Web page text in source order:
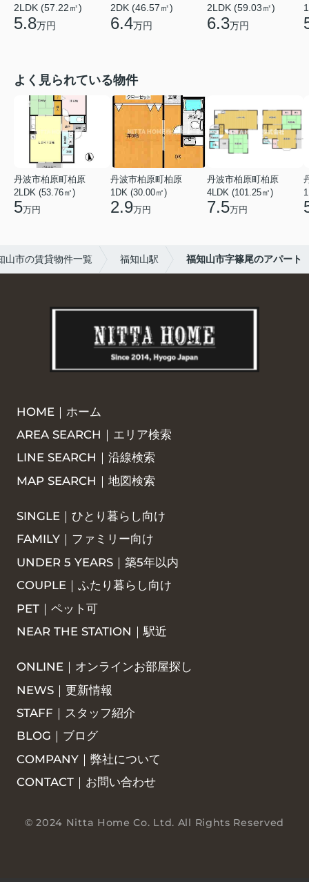
2LDK (57.22㎡)
5.8万円
2DK (46.57㎡)
6.4万円
2LDK (59.03㎡)
6.3万円
よく見られている物件
丹波市柏原町柏原
2LDK (53.76㎡)
5万円
丹波市柏原町柏原
1DK (30.00㎡)
2.9万円
丹波市柏原町柏原
4LDK (101.25㎡)
7.5万円
山市の賃貸物件一覧 福知山駅 福知山市字篠尾のアパート
HOME｜ホーム
AREA SEARCH｜エリア検索
LINE SEARCH｜沿線検索
MAP SEARCH｜地図検索
SINGLE｜ひとり暮らし向け
FAMILY｜ファミリー向け
UNDER 5 YEARS｜築5年以内
COUPLE｜ふたり暮らし向け
PET｜ペット可
NEAR THE STATION｜駅近
ONLINE｜オンラインお部屋探し
NEWS｜更新情報
STAFF｜スタッフ紹介
BLOG｜ブログ
COMPANY｜弊社について
CONTACT｜お問い合わせ
© 2024 Nitta Home Co. Ltd. All Rights Reserved